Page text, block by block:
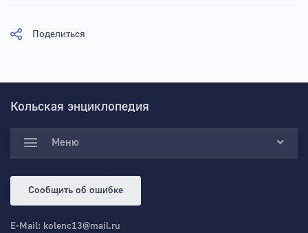
Поделиться
Кольская энциклопедия
Меню
Сообщить об ошибке
E-Mail: kolenc13@mail.ru